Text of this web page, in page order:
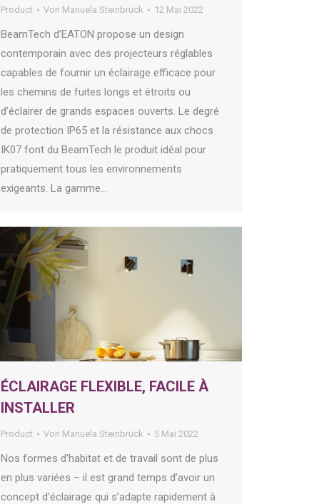
Product Von Manuela Steinbrück 12 Mai 2022
BeamTech d’EATON propose un design
contemporain avec des projecteurs réglables
capables de fournir un éclairage efficace pour
les chemins de fuites longs et étroits ou
d’éclairer de grands espaces ouverts. Le degré
de protection IP65 et la résistance aux chocs
IK07 font du BeamTech le produit idéal pour
pratiquement tous les environnements
exigeants. La gamme…
ÉCLAIRAGE FLEXIBLE, FACILE À
INSTALLER
Product Von Manuela Steinbrück 5 Mai 2022
Nos formes d’habitat et de travail sont de plus
en plus variées – il est grand temps d’avoir un
concept d’éclairage qui s’adapte rapidement à